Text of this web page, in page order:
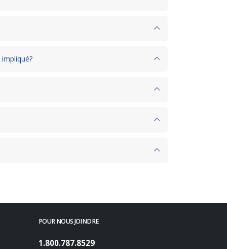
POUR NOUS JOINDRE
1.800.787.8529